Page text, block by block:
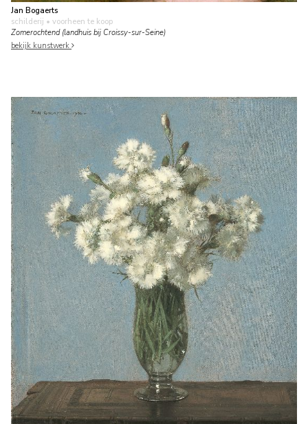
Jan Bogaerts
schilderij • voorheen te koop
Zomerochtend (landhuis bij Croissy-sur-Seine)
bekijk kunstwerk